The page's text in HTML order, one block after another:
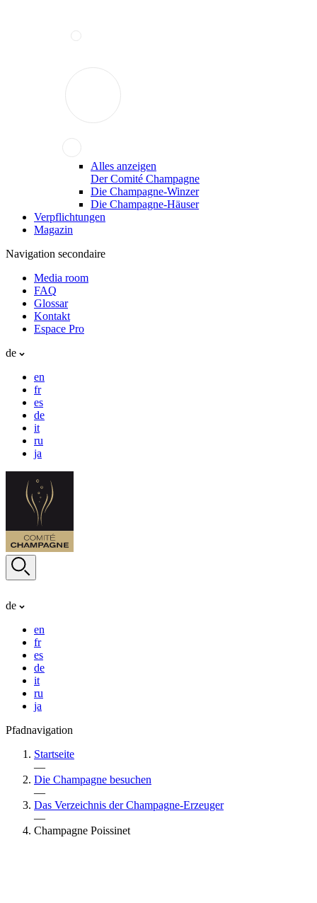
Alles anzeigen
Der Comité Champagne
Die Champagne-Winzer
Die Champagne-Häuser
Verpflichtungen
Magazin
Navigation secondaire
Media room
FAQ
Glossar
Kontakt
Espace Pro
de
en
fr
es
de
it
ru
ja
de
en
fr
es
de
it
ru
ja
Pfadnavigation
Startseite
—
Die Champagne besuchen
—
Das Verzeichnis der Champagne-Erzeuger
—
Champagne Poissinet